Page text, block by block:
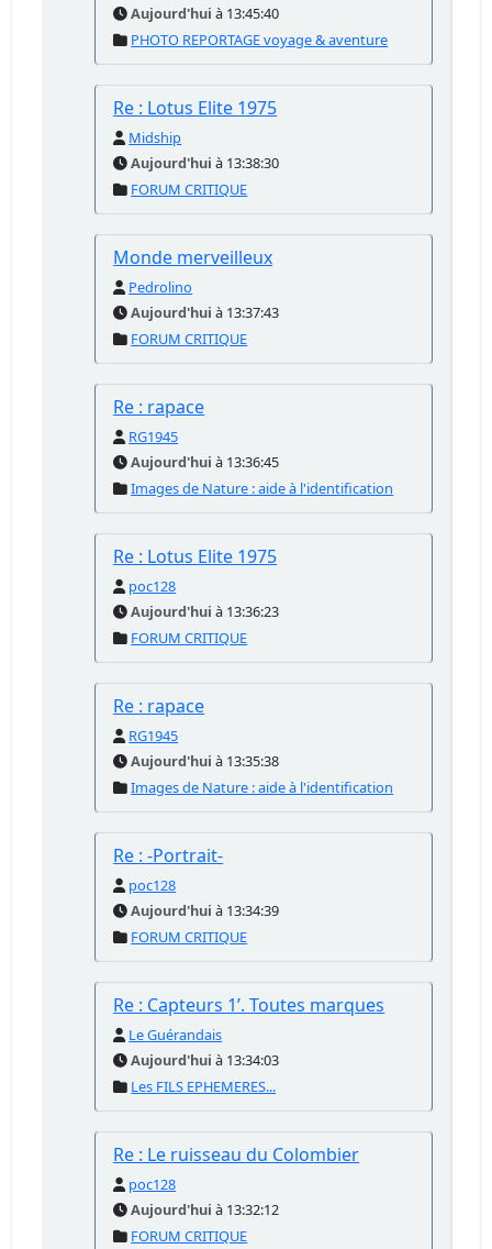
Aujourd'hui à 13:45:40
PHOTO REPORTAGE voyage & aventure
Re : Lotus Elite 1975
Midship
Aujourd'hui à 13:38:30
FORUM CRITIQUE
Monde merveilleux
Pedrolino
Aujourd'hui à 13:37:43
FORUM CRITIQUE
Re : rapace
RG1945
Aujourd'hui à 13:36:45
Images de Nature : aide à l'identification
Re : Lotus Elite 1975
poc128
Aujourd'hui à 13:36:23
FORUM CRITIQUE
Re : rapace
RG1945
Aujourd'hui à 13:35:38
Images de Nature : aide à l'identification
Re : -Portrait-
poc128
Aujourd'hui à 13:34:39
FORUM CRITIQUE
Re : Capteurs 1’. Toutes marques
Le Guérandais
Aujourd'hui à 13:34:03
Les FILS EPHEMERES...
Re : Le ruisseau du Colombier
poc128
Aujourd'hui à 13:32:12
FORUM CRITIQUE